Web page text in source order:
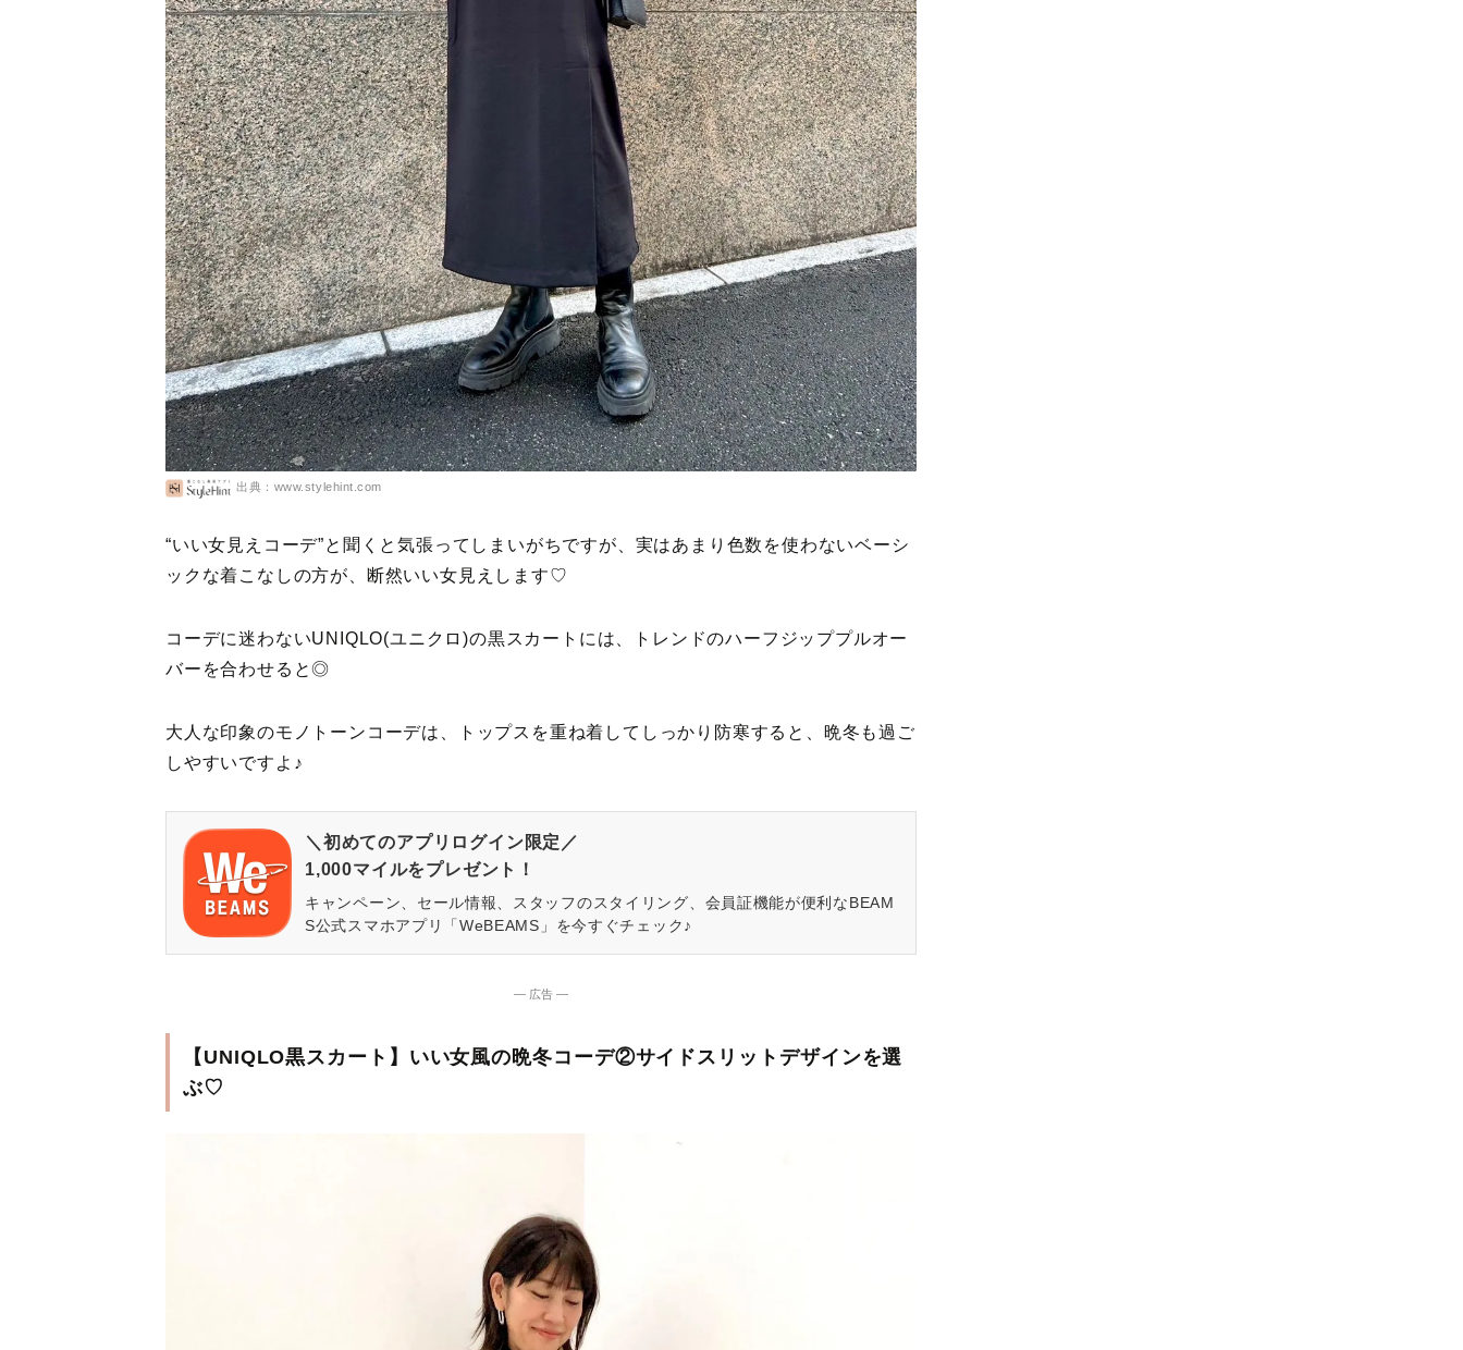
出典：www.stylehint.com
“いい女見えコーデ”と聞くと気張ってしまいがちですが、実はあまり色数を使わないベーシ
ックな着こなしの方が、断然いい女見えします♡
コーデに迷わないUNIQLO(ユニクロ)の黒スカートには、トレンドのハーフジッププルオー
バーを合わせると◎
大人な印象のモノトーンコーデは、トップスを重ね着してしっかり防寒すると、晩冬も過ご
しやすいですよ♪
＼初めてのアプリログイン限定／
1,000マイルをプレゼント！
キャンペーン、セール情報、スタッフのスタイリング、会員証機能が便利なBEAM
S公式スマホアプリ「WeBEAMS」を今すぐチェック♪
― 広告 ―
【UNIQLO黒スカート】いい女風の晩冬コーデ②サイドスリットデザインを選
ぶ♡